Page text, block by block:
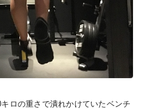
ロの重さで潰れかけていたベンチ